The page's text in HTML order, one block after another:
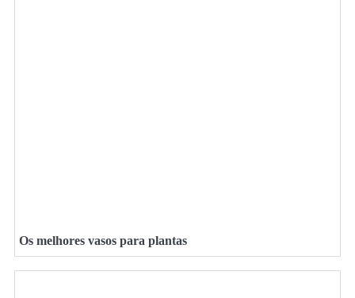
Os melhores vasos para plantas